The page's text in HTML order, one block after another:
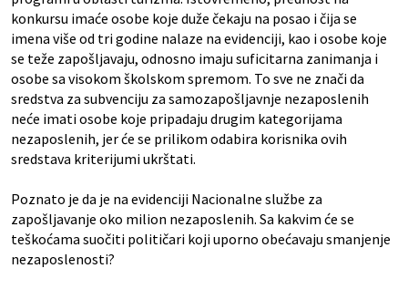
konkursu imaće osobe koje duže čekaju na posao i čija se
imena više od tri godine nalaze na evidenciji, kao i osobe koje
se teže zapošljavaju, odnosno imaju suficitarna zanimanja i
osobe sa visokom školskom spremom. To sve ne znači da
sredstva za subvenciju za samozapošljavnje nezaposlenih
neće imati osobe koje pripadaju drugim kategorijama
nezaposlenih, jer će se prilikom odabira korisnika ovih
sredstava kriterijumi ukrštati.
Poznato je da je na evidenciji Nacionalne službe za
zapošljavanje oko milion nezaposlenih. Sa kakvim će se
teškoćama suočiti političari koji uporno obećavaju smanjenje
nezaposlenosti?